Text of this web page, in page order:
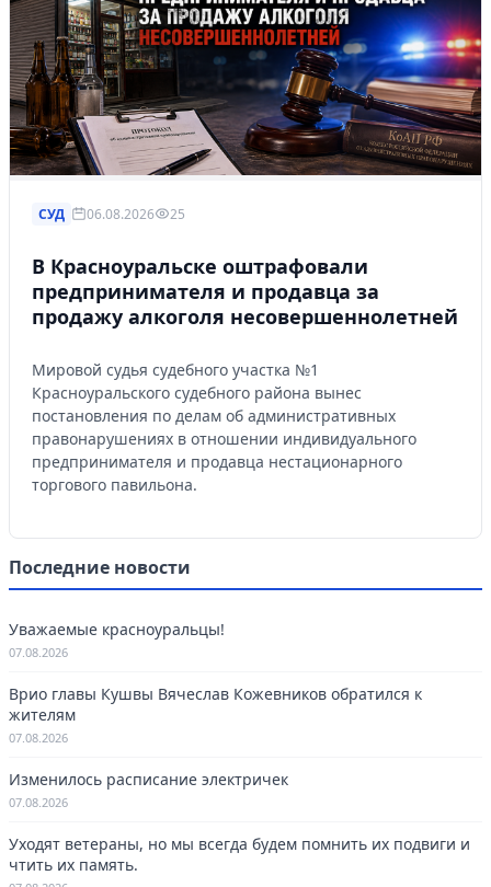
СУД 06.08.2026 25
В Красноуральске оштрафовали
предпринимателя и продавца за
продажу алкоголя несовершеннолетней
Мировой судья судебного участка №1
Красноуральского судебного района вынес
постановления по делам об административных
правонарушениях в отношении индивидуального
предпринимателя и продавца нестационарного
торгового павильона.
Последние новости
Уважаемые красноуральцы!
07.08.2026
Врио главы Кушвы Вячеслав Кожевников обратился к
жителям
07.08.2026
Изменилось расписание электричек
07.08.2026
Уходят ветераны, но мы всегда будем помнить их подвиги и
чтить их память.